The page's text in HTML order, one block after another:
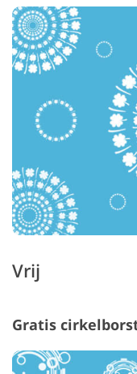
Vrij